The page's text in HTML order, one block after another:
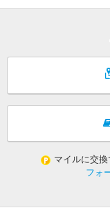
マイルに交
フォ